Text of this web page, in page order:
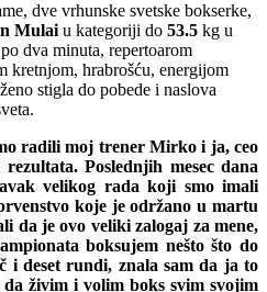
dve vrhunske svetske bokserke,
Mulai u kategoriji do 53.5 kg u
dva minuta, repertoarom
kretnjom, hrabrošću, energijom
stigla do pobede i naslova
radili moj trener Mirko i ja, ceo
Poslednjih mesec dana
velikog rada koji smo imali
koje je održano u martu
da je ovo veliki zalogaj za mene,
boksujem nešto što do
i deset rundi, znala sam da ja to
živim i volim boks svim svojim